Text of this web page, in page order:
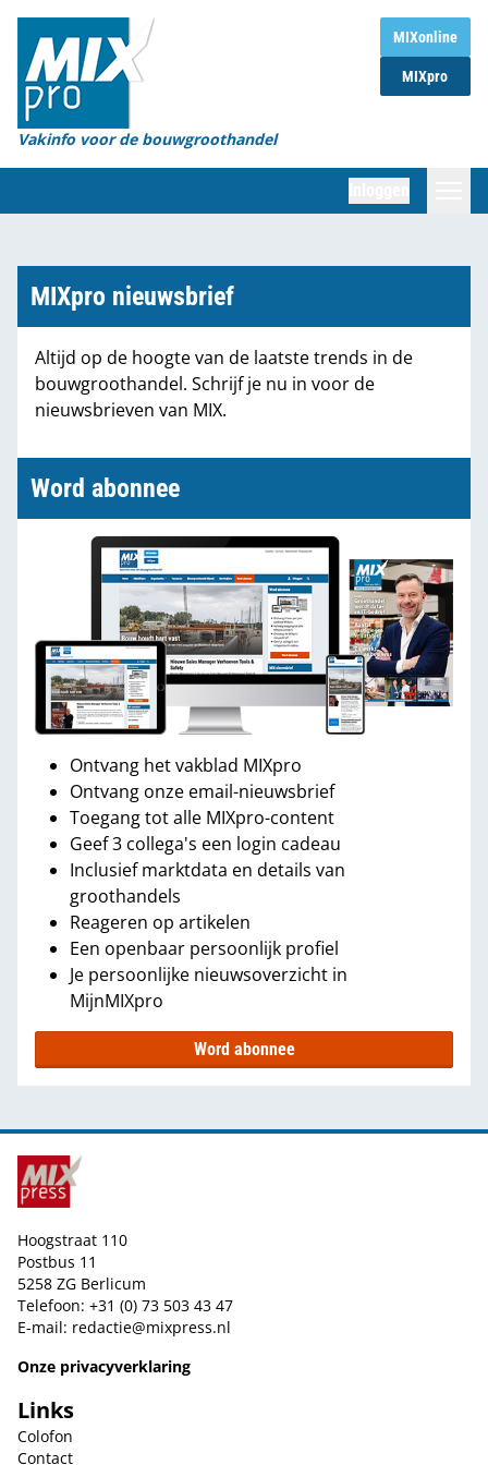
MIXonline
MIXpro
Vakinfo voor de bouwgroothandel
Home
Magazines
Organisaties
Marktcijfers
Partners
MIXpro nieuwsbrief
Altijd op de hoogte van de laatste trends in de
bouwgroothandel. Schrijf je nu in voor de
nieuwsbrieven van MIX.
Word abonnee
Ontvang het vakblad MIXpro
Ontvang onze email-nieuwsbrief
Toegang tot alle MIXpro-content
Geef 3 collega's een login cadeau
Inclusief marktdata en details van
groothandels
Reageren op artikelen
Een openbaar persoonlijk profiel
Je persoonlijke nieuwsoverzicht in
MijnMIXpro
Word abonnee
Hoogstraat 110
Postbus 11
5258 ZG Berlicum
Telefoon: +31 (0) 73 503 43 47
E-mail: redactie@mixpress.nl
Onze privacyverklaring
Links
Colofon
Contact